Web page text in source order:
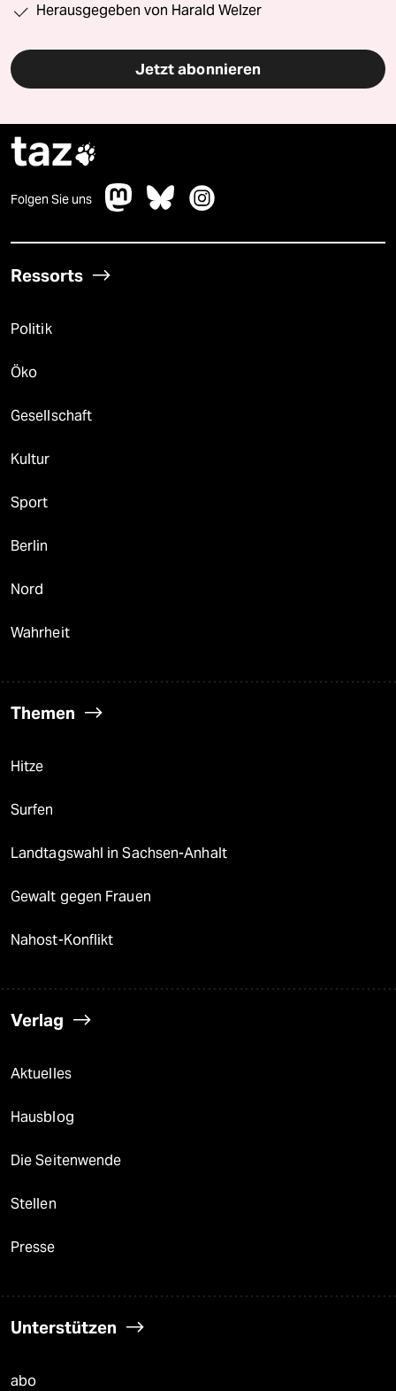
Herausgegeben von Harald Welzer
Jetzt abonnieren
taz
Folgen Sie uns
Ressorts
Politik
Öko
Gesellschaft
Kultur
Sport
Berlin
Nord
Wahrheit
Themen
Hitze
Surfen
Landtagswahl in Sachsen-Anhalt
Gewalt gegen Frauen
Nahost-Konflikt
Verlag
Aktuelles
Hausblog
Die Seitenwende
Stellen
Presse
Unterstützen
abo